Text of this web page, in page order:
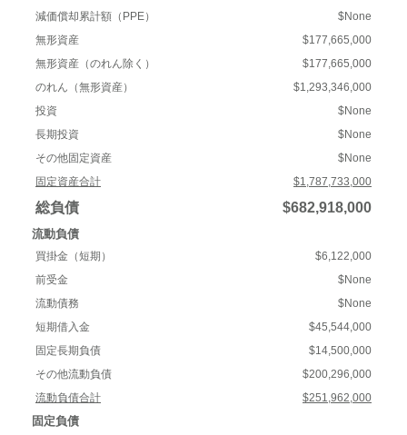
減価償却累計額（PPE）
$None
無形資産
$177,665,000
無形資産（のれん除く）
$177,665,000
のれん（無形資産）
$1,293,346,000
投資
$None
長期投資
$None
その他固定資産
$None
固定資産合計
$1,787,733,000
総負債 $682,918,000
流動負債
買掛金（短期）
$6,122,000
前受金
$None
流動債務
$None
短期借入金
$45,544,000
固定長期負債
$14,500,000
その他流動負債
$200,296,000
流動負債合計
$251,962,000
固定負債